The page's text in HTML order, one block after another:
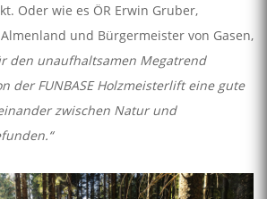
Oder wie es ÖR Erwin Gruber,
und Bürgermeister von Gasen,
den unaufhaltsamen Megatrend
der FUNBASE Holzmeisterlift eine gute
zwischen Natur und